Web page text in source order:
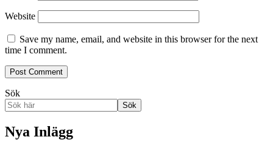
Website
Save my name, email, and website in this browser for the next
time I comment.
Sök
Sök
Nya Inlägg